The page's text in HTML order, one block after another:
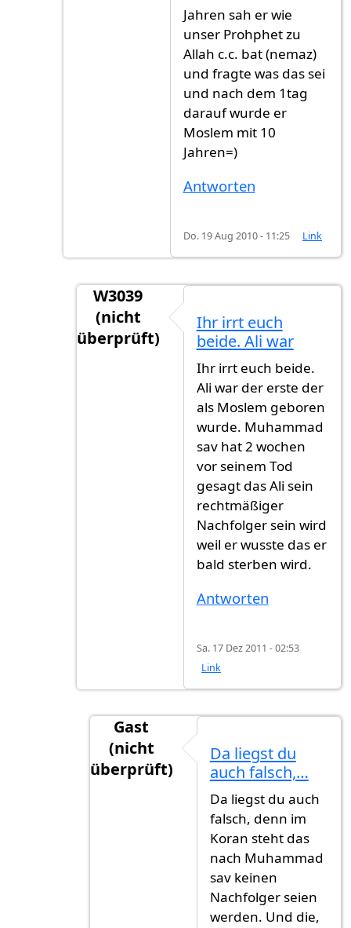
Jahren sah er wie
unser Prohphet zu
Allah c.c. bat (nemaz)
und fragte was das sei
und nach dem 1tag
darauf wurde er
Moslem mit 10
Jahren=)
Antworten
Do. 19 Aug 2010 - 11:25 Link
W3039
(nicht
überprüft)
Ihr irrt euch
beide. Ali war
Ihr irrt euch beide.
Ali war der erste der
als Moslem geboren
wurde. Muhammad
sav hat 2 wochen
vor seinem Tod
gesagt das Ali sein
rechtmäßiger
Nachfolger sein wird
weil er wusste das er
bald sterben wird.
Antworten
Sa. 17 Dez 2011 - 02:53
Link
Gast
(nicht
überprüft)
Ihr irrt euch beide. Ali war
Da liegst du
auch falsch,…
Da liegst du auch
falsch, denn im
Koran steht das
nach Muhammad
sav keinen
Nachfolger seien
werden. Und die,